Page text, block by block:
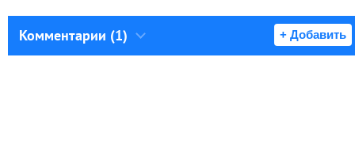
Комментарии (1) + Добавить